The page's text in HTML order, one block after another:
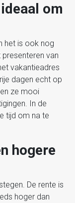
om
het is ook nog
van
vakantieadres
dagen echt op
ze mooi
In de
tijd om na te
hogere
De rente is
hoger dan